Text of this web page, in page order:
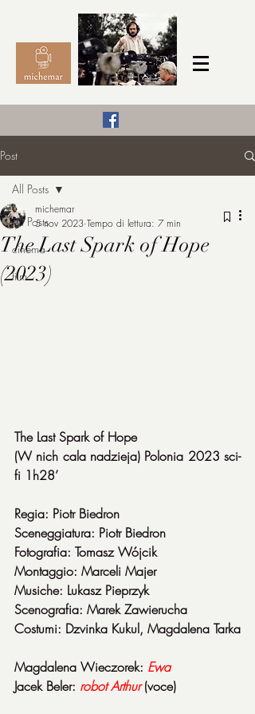
michemar
Post
All Posts
cinema
film
All Posts
The Last Spark of Hope
(2023)
michemar
5 nov 2023 Tempo di lettura: 7 min
The Last Spark of Hope
(W nich cala nadzieja) Polonia 2023 sci-
fi 1h28’
Regia: Piotr Biedron
Sceneggiatura: Piotr Biedron
Fotografia: Tomasz Wójcik
Montaggio: Marceli Majer
Musiche: Lukasz Pieprzyk
Scenografia: Marek Zawierucha
Costumi: Dzvinka Kukul, Magdalena Tarka
Magdalena Wieczorek: Ewa
Jacek Beler: robot Arthur (voce)